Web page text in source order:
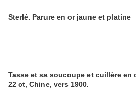
Sterlé. Parure en or jaune et platine
Tasse et sa soucoupe et cuillère en
22 ct, Chine, vers 1900.